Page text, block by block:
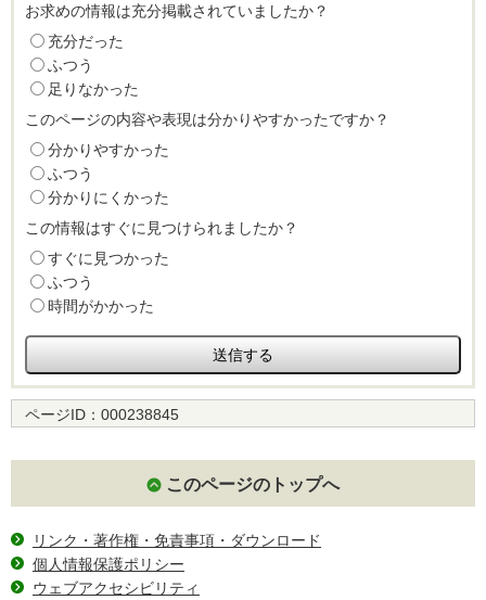
お求めの情報は充分掲載されていましたか？
充分だった
ふつう
足りなかった
このページの内容や表現は分かりやすかったですか？
分かりやすかった
ふつう
分かりにくかった
この情報はすぐに見つけられましたか？
すぐに見つかった
ふつう
時間がかかった
ページID： 000238845
このページのトップへ
リンク・著作権・免責事項・ダウンロード
個人情報保護ポリシー
ウェブアクセシビリティ